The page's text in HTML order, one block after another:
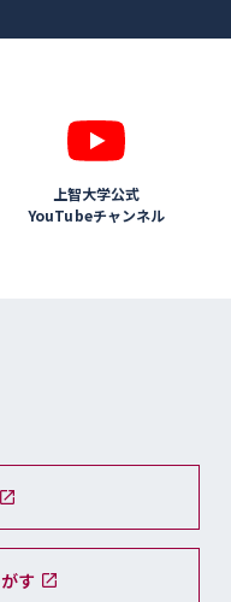
上智大学公式
YouTubeチャンネル
す